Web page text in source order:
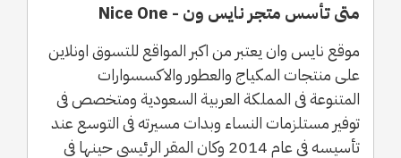
متى تأسس متجر نايس ون - Nice One
موقع نايس وان يعتبر من اكبر المواقع للتسوق اونلاين
على منتجات المكياج والعطور والاكسسوارات
المتنوعة فى المملكة العربية السعودية ومتخصص فى
توفير مستلزمات النساء وبدات مسيرته فى التوسع عند
تأسيسه فى عام 2014 وكان المقر الرئيسى حينها فى